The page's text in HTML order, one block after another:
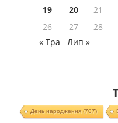
19
20 21
26
27 28
« Тра
Лип »
День народження(707)